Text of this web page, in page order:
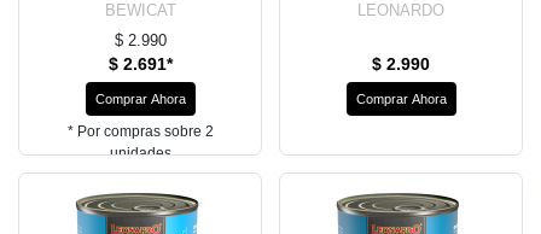
BEWICAT
$ 2.990
$ 2.691*
Comprar Ahora
* Por compras sobre 2
unidades
LEONARDO
$ 2.990
Comprar Ahora